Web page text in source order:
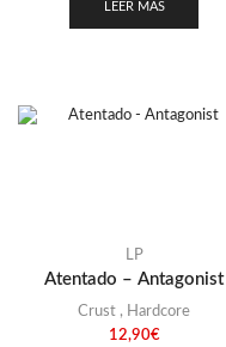
LEER MÁS
LP
Atentado – Antagonist
Crust , Hardcore
12,90€